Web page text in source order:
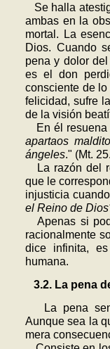
Se halla
ambas en la
mortal. La
Dios. Cuando
pena y dolor
es el don
consciente de
felicidad, sufre
de la visión
En él resuena
apartaos
ángeles." (Mt.
La razón del
que le
injusticia
el Reino de
Apenas si
racionalmente
dice infinita,
humana.
3.2. La pena
La pena
Aunque sea la
mera